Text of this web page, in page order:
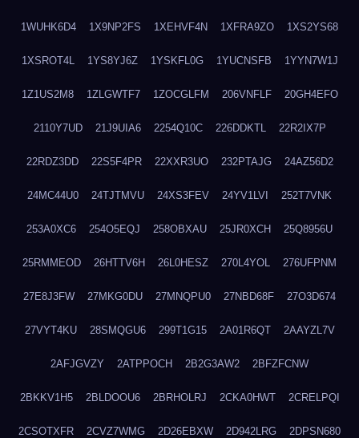
1WUHK6D4 1X9NP2FS 1XEHVF4N 1XFRA9ZO 1XS2YS68
1XSROT4L 1YS8YJ6Z 1YSKFL0G 1YUCNSFB 1YYN7W1J
1Z1US2M8 1ZLGWTF7 1ZOCGLFM 206VNFLF 20GH4EFO
2110Y7UD 21J9UIA6 2254Q10C 226DDKTL 22R2IX7P
22RDZ3DD 22S5F4PR 22XXR3UO 232PTAJG 24AZ56D2
24MC44U0 24TJTMVU 24XS3FEV 24YV1LVI 252T7VNK
253A0XC6 254O5EQJ 258OBXAU 25JR0XCH 25Q8956U
25RMMEOD 26HTTV6H 26L0HESZ 270L4YOL 276UFPNM
27E8J3FW 27MKG0DU 27MNQPU0 27NBD68F 27O3D674
27VYT4KU 28SMQGU6 299T1G15 2A01R6QT 2AAYZL7V
2AFJGVZY 2ATPPOCH 2B2G3AW2 2BFZFCNW
2BKKV1H5 2BLDOOU6 2BRHOLRJ 2CKA0HWT 2CRELPQI
2CSOTXFR 2CVZ7WMG 2D26EBXW 2D942LRG 2DPSN680